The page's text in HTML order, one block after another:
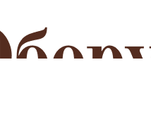
мероприятий